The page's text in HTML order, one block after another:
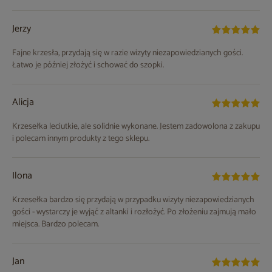
Jerzy
Fajne krzesła, przydają się w razie wizyty niezapowiedzianych gości.
Łatwo je później złożyć i schować do szopki.
Alicja
Krzesełka leciutkie, ale solidnie wykonane. Jestem zadowolona z zakupu
i polecam innym produkty z tego sklepu.
Ilona
Krzesełka bardzo się przydają w przypadku wizyty niezapowiedzianych
gości - wystarczy je wyjąć z altanki i rozłożyć. Po złożeniu zajmują mało
miejsca. Bardzo polecam.
Jan